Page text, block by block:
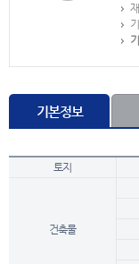
기본정보
토지
건축물